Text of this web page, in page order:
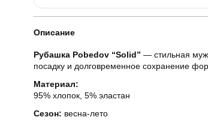
Описание
Рубашка Pobedov “Solid” — стильная
посадку и долговременное сохранение
Материал:
95% хлопок, 5% эластан
Сезон: весна-лето